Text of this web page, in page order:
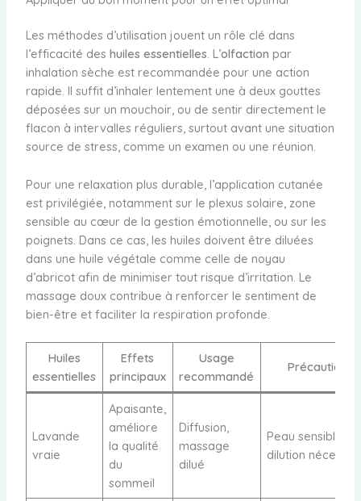
Les méthodes d’utilisation jouent un rôle clé dans
l’efficacité des huiles essentielles. L’olfaction par
inhalation sèche est recommandée pour une action
rapide. Il suffit d’inhaler lentement une à deux gouttes
déposées sur un mouchoir, ou de sentir directement le
flacon à intervalles réguliers, surtout avant une situation
source de stress, comme un examen ou une réunion.
Pour une relaxation plus durable, l’application cutanée
est privilégiée, notamment sur le plexus solaire, zone
sensible au cœur de la gestion émotionnelle, ou sur les
poignets. Dans ce cas, les huiles doivent être diluées
dans une huile végétale comme celle de noyau
d’abricot afin de minimiser tout risque d’irritation. Le
massage doux contribue à renforcer le sentiment de
bien-être et faciliter la respiration profonde.
Huiles
essentielles
Effets
principaux
Usage
recommandé
Précautions
Lavande
vraie
Apaisante,
améliore
la qualité
du
sommeil
Diffusion,
massage
dilué
Peau sensible :
dilution